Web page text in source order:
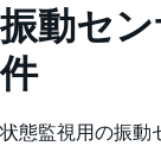
振動セ
件
状態監視用の振動